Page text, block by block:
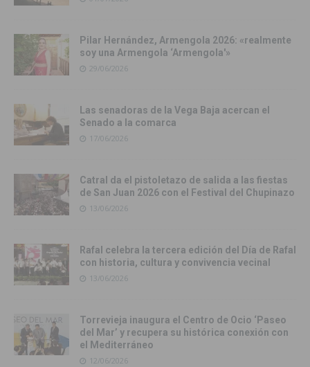
Pilar Hernández, Armengola 2026: «realmente
soy una Armengola ‘Armengola'»
29/06/2026
Las senadoras de la Vega Baja acercan el
Senado a la comarca
17/06/2026
Catral da el pistoletazo de salida a las fiestas
de San Juan 2026 con el Festival del Chupinazo
13/06/2026
Rafal celebra la tercera edición del Día de Rafal
con historia, cultura y convivencia vecinal
13/06/2026
Torrevieja inaugura el Centro de Ocio ‘Paseo
del Mar’ y recupera su histórica conexión con
el Mediterráneo
12/06/2026